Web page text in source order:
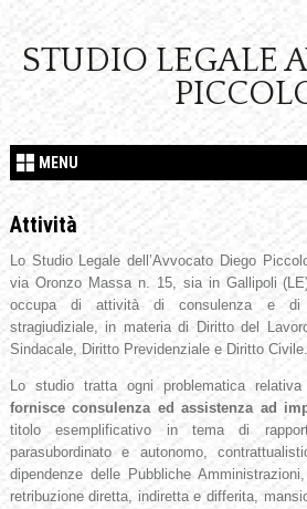
STUDIO LEGALE
MENU
Attività
Lo Studio Legale dell’Avvocato Diego
via Oronzo Massa n. 15, sia in Gallipoli
occupa di attività di consulenza e di
stragiudiziale, in materia di Diritto del
Sindacale, Diritto Previdenziale e Diritto Civile.
Lo studio tratta ogni problematica
fornisce consulenza ed assistenza ad
titolo esemplificativo in tema di
parasubordinato e autonomo,
dipendenze delle Pubbliche
retribuzione diretta, indiretta e differita,